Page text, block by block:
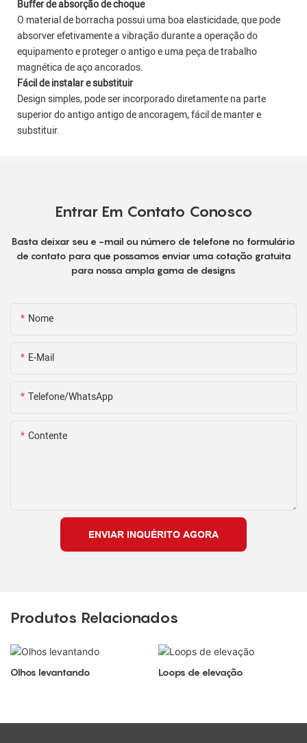
Buffer de absorção de choque
O material de borracha possui uma boa elasticidade, que pode
absorver efetivamente a vibração durante a operação do
equipamento e proteger o antigo e uma peça de trabalho
magnética de aço ancorados.
Fácil de instalar e substituir
Design simples, pode ser incorporado diretamente na parte
superior do antigo antigo de ancoragem, fácil de manter e
substituir.
Entrar Em Contato Conosco
Basta deixar seu e -mail ou número de telefone no formulário
de contato para que possamos enviar uma cotação gratuita
para nossa ampla gama de designs
Nome
E-Mail
Telefone/WhatsApp
Contente
ENVIAR INQUÉRITO AGORA
Produtos Relacionados
Olhos levantando
Loops de elevação